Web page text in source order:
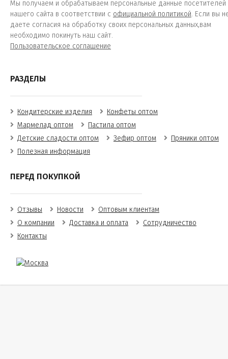
Мы получаем и обрабатываем персональные данные посетителей
нашего сайта в соответствии с официальной политикой. Если вы
даете согласия на обработку своих персональных данных,вам
необходимо покинуть наш сайт.
Пользовательское соглашение
РАЗДЕЛЫ
Кондитерские изделия
Конфеты оптом
Мармелад оптом
Пастила оптом
Детские сладости оптом
Зефир оптом
Пряники оптом
Полезная информация
ПЕРЕД ПОКУПКОЙ
Отзывы Новости
Оптовым клиентам
О компании
Доставка и оплата
Сотрудничество
Контакты